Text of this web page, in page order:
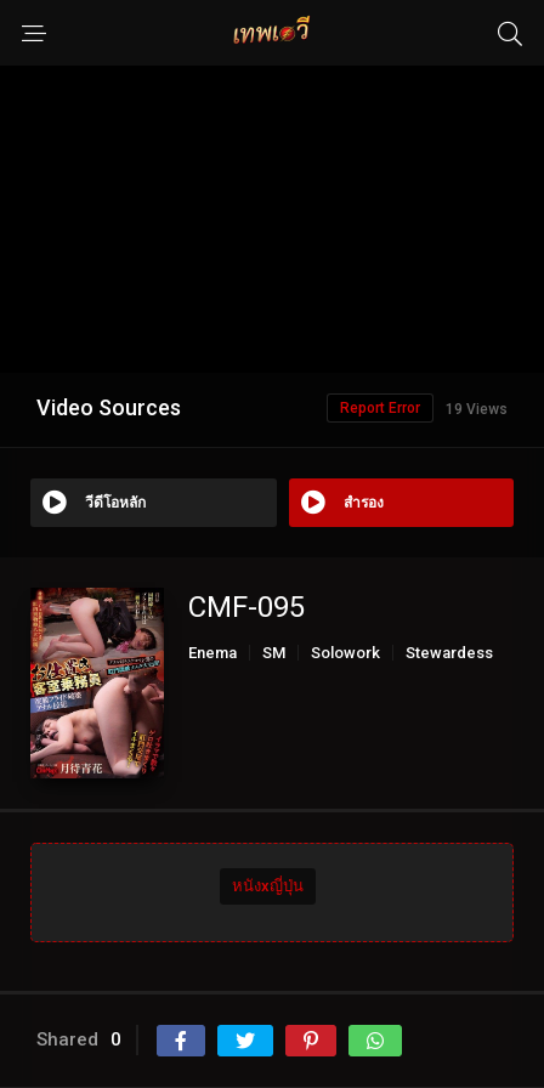
Video Sources 19 Views
Report Error
วีดีโอหลัก สำรอง
CMF-095
Enema SM Solowork Stewardess
หนังxญี่ปุ่น
Shared 0